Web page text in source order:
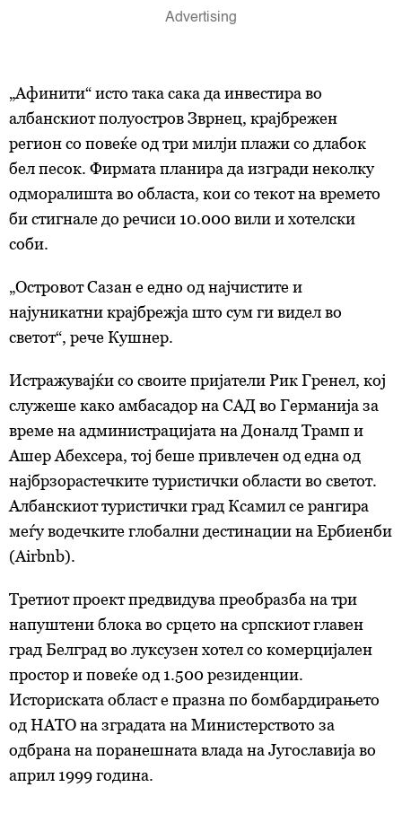
„Афинити“ исто така сака да инвестира во
албанскиот полуостров Зврнец, крајбрежен
регион со повеќе од три милји плажи со длабок
бел песок. Фирмата планира да изгради неколку
одморалишта во областа, кои со текот на времето
би стигнале до речиси 10.000 вили и хотелски
соби.
„Островот Сазан е едно од најчистите и
најуникатни крајбрежја што сум ги видел во
светот“, рече Кушнер.
Истражувајќи со своите пријатели Рик Гренел, кој
служеше како амбасадор на САД во Германија за
време на администрацијата на Доналд Трамп и
Ашер Абехсера, тој беше привлечен од една од
најбрзорастечките туристички области во светот.
Албанскиот туристички град Ксамил се рангира
меѓу водечките глобални дестинации на Ербиенби
(Airbnb).
Третиот проект предвидува преобразба на три
напуштени блока во срцето на српскиот главен
град Белград во луксузен хотел со комерцијален
простор и повеќе од 1.500 резиденции.
Историската област е празна по бомбардирањето
од НАТО на зградата на Министерството за
одбрана на поранешната влада на Југославија во
април 1999 година.